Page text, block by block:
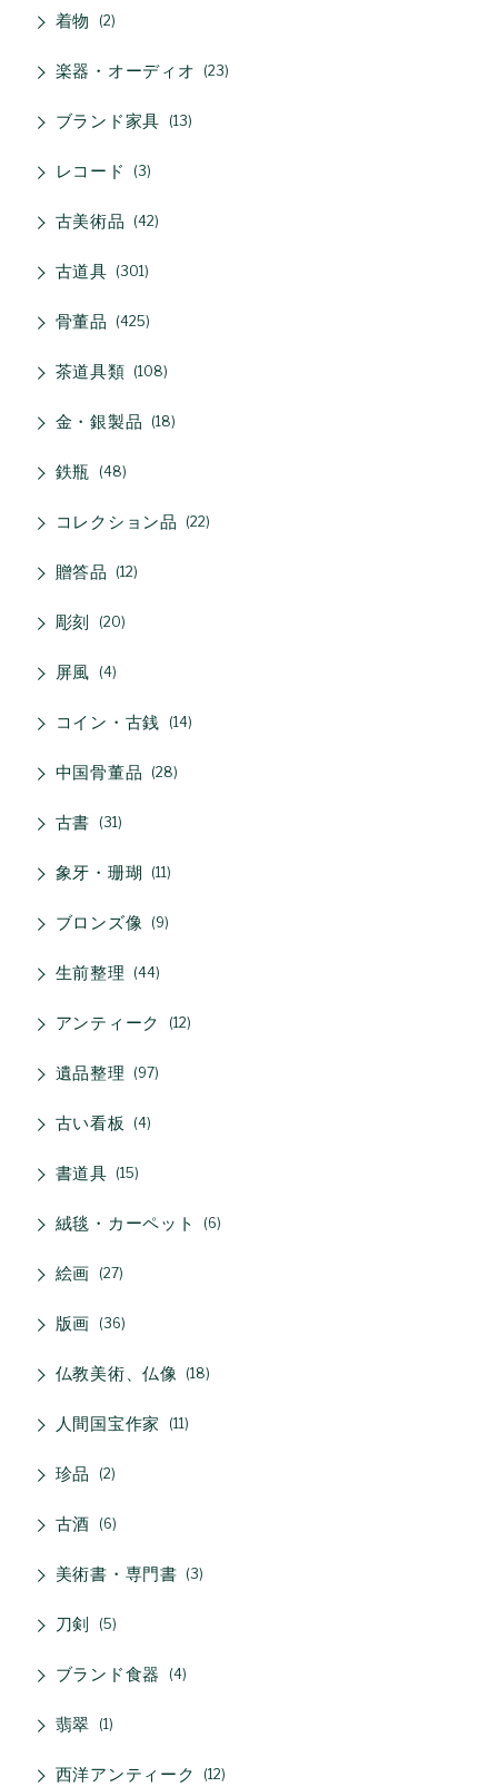
着物 2
楽器・オーディオ 23
ブランド家具 13
レコード 3
古美術品 42
古道具 301
骨董品 425
茶道具類 108
金・銀製品 18
鉄瓶 48
コレクション品 22
贈答品 12
彫刻 20
屏風 4
コイン・古銭 14
中国骨董品 28
古書 31
象牙・珊瑚 11
ブロンズ像 9
生前整理 44
アンティーク 12
遺品整理 97
古い看板 4
書道具 15
絨毯・カーペット 6
絵画 27
版画 36
仏教美術、仏像 18
人間国宝作家 11
珍品 2
古酒 6
美術書・専門書 3
刀剣 5
ブランド食器 4
翡翠 1
西洋アンティーク 12